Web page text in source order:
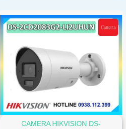
CAMERA HIKVISION DS-